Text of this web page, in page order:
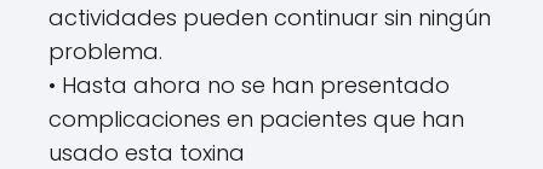
actividades pueden continuar sin ningún
problema.
• Hasta ahora no se han presentado
complicaciones en pacientes que han
usado esta toxina